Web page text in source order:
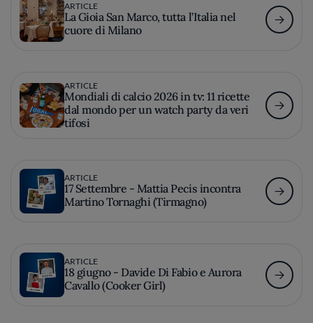
ARTICLE
La Gioia San Marco, tutta l’Italia nel
cuore di Milano
ARTICLE
Mondiali di calcio 2026 in tv: 11 ricette
dal mondo per un watch party da veri
tifosi
ARTICLE
17 Settembre - Mattia Pecis incontra
Martino Tornaghi (Tirmagno)
ARTICLE
18 giugno - Davide Di Fabio e Aurora
Cavallo (Cooker Girl)